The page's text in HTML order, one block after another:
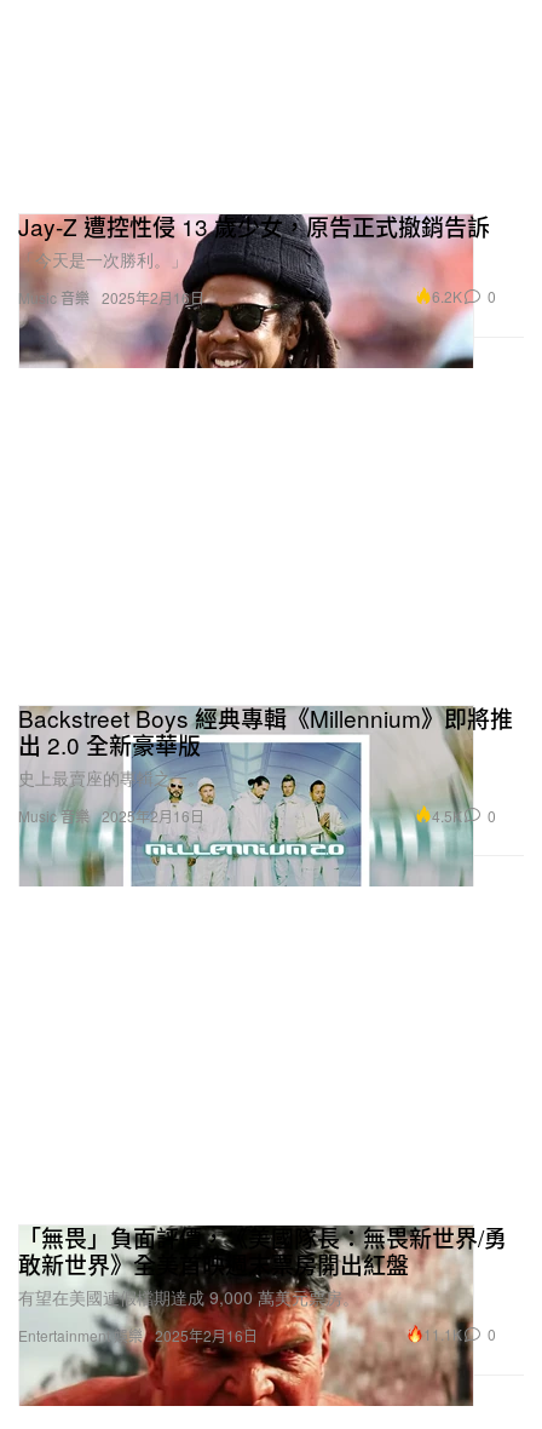
Music 音樂
Jay-Z 遭控性侵 13 歲少女，原告正式撤銷告訴
「今天是一次勝利。」
2025年2月16日 6.2K 0
Music 音樂
Backstreet Boys 經典專輯《Millennium》即將推
出 2.0 全新豪華版
史上最賣座的專輯之一。
2025年2月16日 4.5K 0
Entertainment 娛樂
「無畏」負面評價，《美國隊長：無畏新世界/勇
敢新世界》全美首映週末票房開出紅盤
有望在美國連假檔期達成 9,000 萬美元票房。
2025年2月16日 11.1K 0